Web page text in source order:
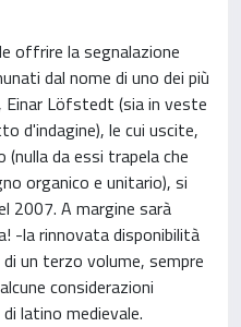
offrire la segnalazione
dal nome di uno dei più
Löfstedt (sia in veste
d'indagine), le cui uscite,
da essi trapela che
organico e unitario), si
2007. A margine sarà
-la rinnovata disponibilità
un terzo volume, sempre
considerazioni
latino medievale.